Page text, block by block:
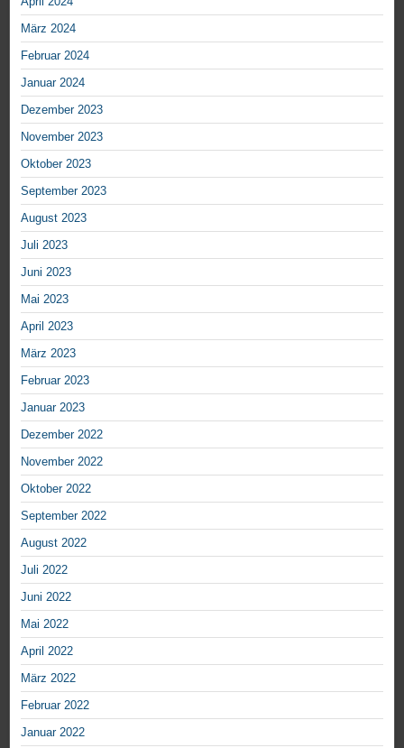
März 2024
Februar 2024
Januar 2024
Dezember 2023
November 2023
Oktober 2023
September 2023
August 2023
Juli 2023
Juni 2023
Mai 2023
April 2023
März 2023
Februar 2023
Januar 2023
Dezember 2022
November 2022
Oktober 2022
September 2022
August 2022
Juli 2022
Juni 2022
Mai 2022
April 2022
März 2022
Februar 2022
Januar 2022